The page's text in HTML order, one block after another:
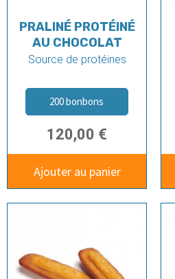
PRALINÉ PROTÉINÉ
AU CHOCOLAT
Source de protéines
200 bonbons
120,00 €
Ajouter au panier